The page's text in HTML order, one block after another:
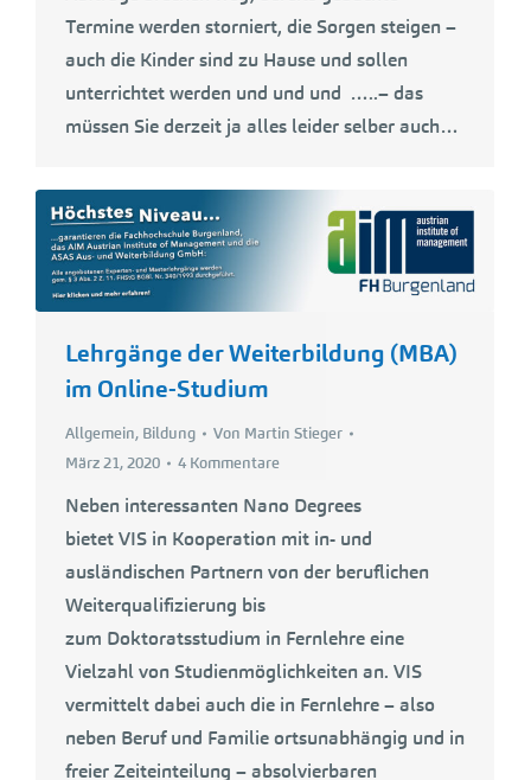
Termine werden storniert, die Sorgen steigen –
auch die Kinder sind zu Hause und sollen
unterrichtet werden und und und …..– das
müssen Sie derzeit ja alles leider selber auch…
Lehrgänge der Weiterbildung (MBA)
im Online-Studium
Allgemein, Bildung Von Martin Stieger
März 21, 2020
4 Kommentare
Neben interessanten Nano Degrees
bietet VIS in Kooperation mit in- und
ausländischen Partnern von der beruflichen
Weiterqualifizierung bis
zum Doktoratsstudium in Fernlehre eine
Vielzahl von Studienmöglichkeiten an. VIS
vermittelt dabei auch die in Fernlehre – also
neben Beruf und Familie ortsunabhängig und in
freier Zeiteinteilung – absolvierbaren